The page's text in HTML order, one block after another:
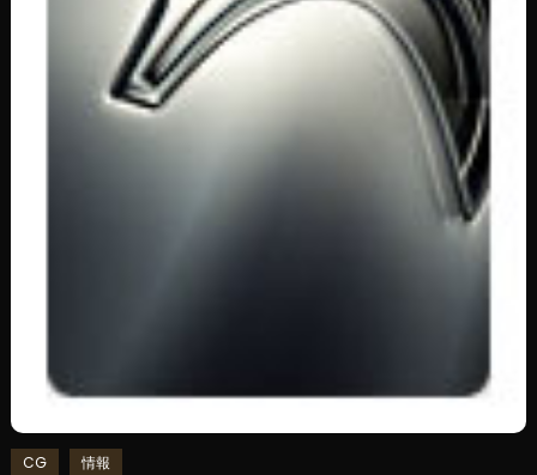
CG 情報